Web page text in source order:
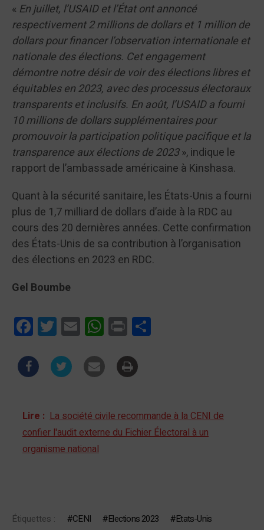
« En juillet, l’USAID et l’État ont annoncé
respectivement 2 millions de dollars et 1 million de
dollars pour financer l’observation internationale et
nationale des élections. Cet engagement
démontre notre désir de voir des élections libres et
équitables en 2023, avec des processus électoraux
transparents et inclusifs. En août, l’USAID a fourni
10 millions de dollars supplémentaires pour
promouvoir la participation politique pacifique et la
transparence aux élections de 2023», indique le
rapport de l’ambassade américaine à Kinshasa.
Quant à la sécurité sanitaire, les États-Unis a fourni
plus de 1,7 milliard de dollars d’aide à la RDC au
cours des 20 dernières années. Cette confirmation
des États-Unis de sa contribution à l’organisation
des élections en 2023 en RDC.
Gel Boumbe
FacebookTwitterEmail WhatsApp
Print
Lire : La société civile recommande à la CENI de
confier l'audit externe du Fichier Électoral à un
organisme national
Étiquettes : CENI Elections 2023 Etats-Unis